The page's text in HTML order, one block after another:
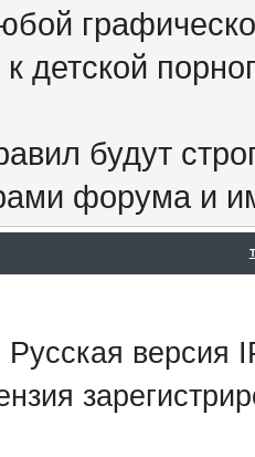
детской
будут
форума и
Русская версия